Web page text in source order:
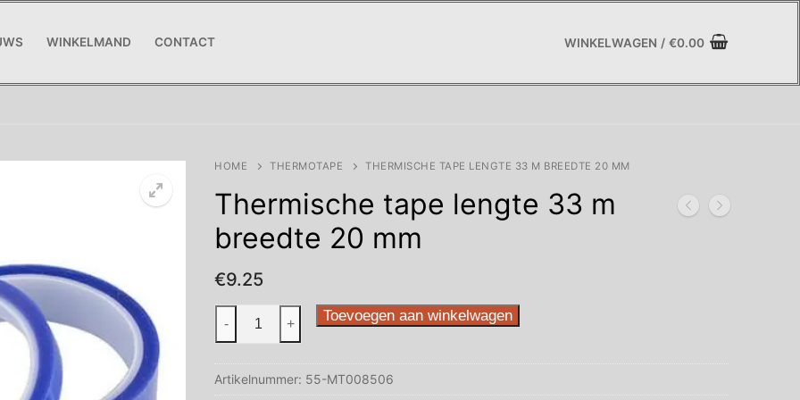
WINKELMAND CONTACT WINKELWAGEN / €0.00
HOME THERMOTAPE THERMISCHE TAPE LENGTE 33 M BREEDTE 20 MM
Thermische tape lengte 33 m
breedte 20 mm
€9.25
Thermische
33
- + Toevoegen aan winkelwagen
Artikelnummer: 55-MT008506